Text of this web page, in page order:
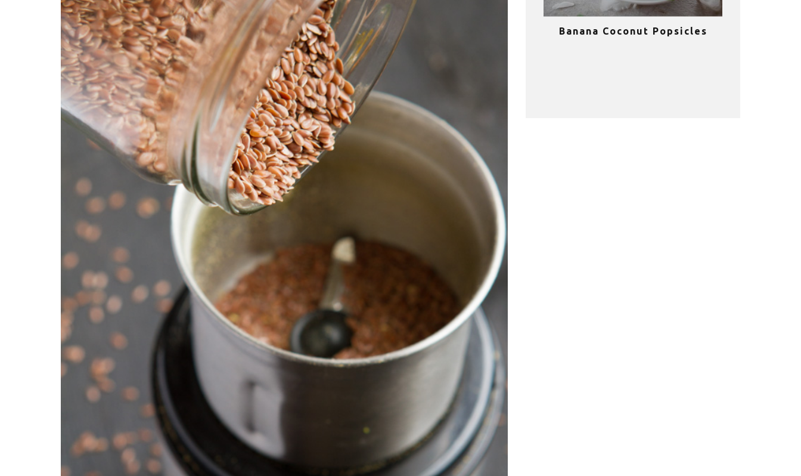
Υγιεινό κέικ λεμονιού με
παπαρουνόσπορο και μύρτιλα
Οι 4 πιο λαχταριστές βελουτέ
σούπες για τον χειμώνα
5 γρήγορα και υγιεινά σνακ Banana Coconut Popsicles